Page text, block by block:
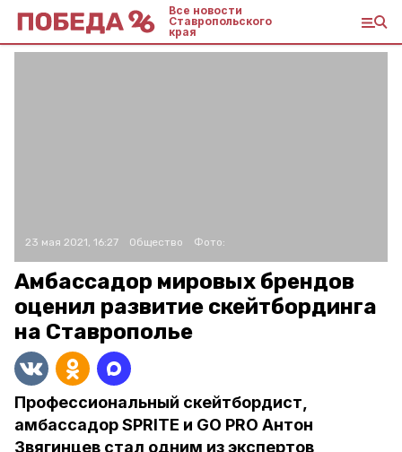
Все новости
Ставропольского
края
23 мая 2021, 16:27 Общество Фото:
Амбассадор мировых брендов
оценил развитие скейтбординга
на Ставрополье
Профессиональный скейтбордист,
амбассадор SPRITE и GO PRO Антон
Звягинцев стал одним из экспертов